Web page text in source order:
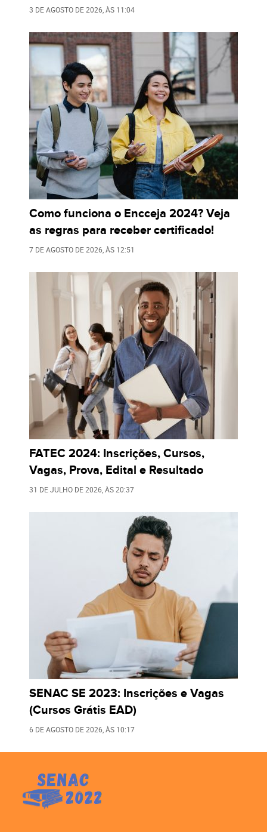
3 DE AGOSTO DE 2026 , ÀS 11:04
Como funciona o Encceja 2024? Veja
as regras para receber certificado!
7 DE AGOSTO DE 2026 , ÀS 12:51
FATEC 2024: Inscrições, Cursos,
Vagas, Prova, Edital e Resultado
31 DE JULHO DE 2026 , ÀS20:37
SENAC SE 2023: Inscrições e Vagas
(Cursos Grátis EAD)
6 DE AGOSTO DE 2026 , ÀS 10:17